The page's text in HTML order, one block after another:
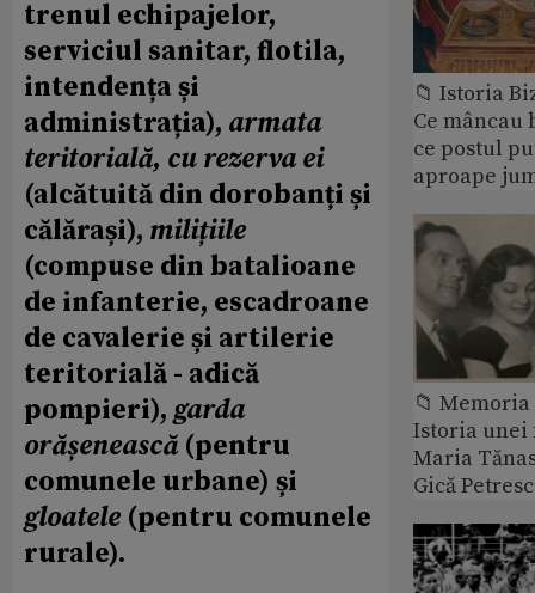
trenul echipajelor,
serviciul sanitar, flotila,
intendența și
administrația), armata
teritorială, cu rezerva ei
(alcătuită din dorobanți și
călărași), milițiile
(compuse din batalioane
de infanterie, escadroane
de cavalerie și artilerie
teritorială - adică
pompieri), garda
orășenească(pentru
comunele urbane) și
gloatele (pentru comunele
rurale).
📁 Istoria
Ce
ce postul
aproape
📁
Istoria
Maria
Gică